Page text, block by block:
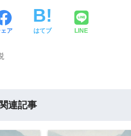
ア はてブ LINE
関連記事